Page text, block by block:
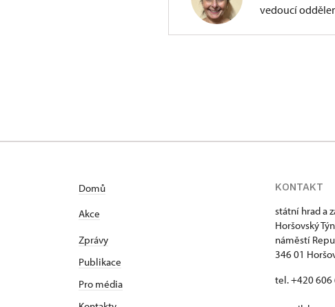
vedoucí
Domů
Akce
Zprávy
Publikace
Pro média
KONTAKT
státní hrad a
Horšovský Týn
náměstí
346 01
tel. +420 606